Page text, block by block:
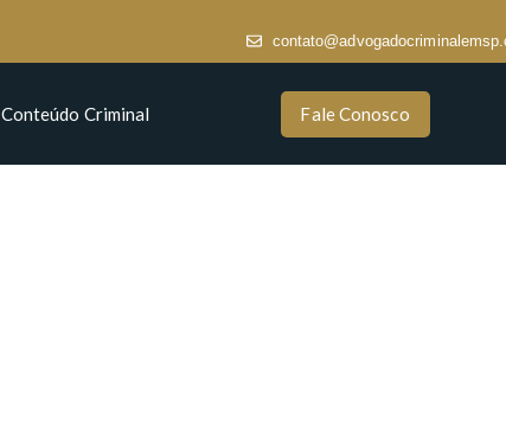
Conteúdo Criminal Fale Conosco